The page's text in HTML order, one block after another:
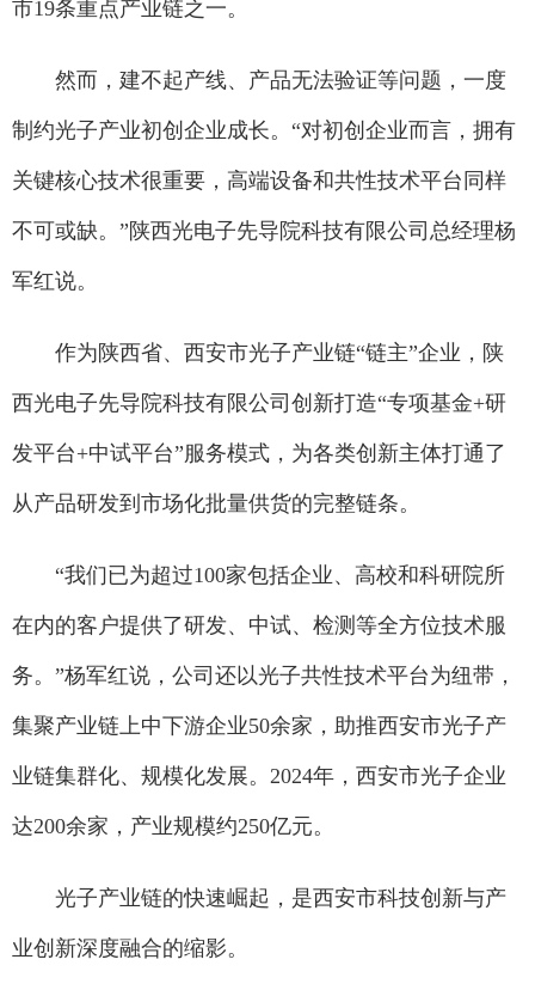
市19条重点产业链之一。
然而，建不起产线、产品无法验证等问题，一度
制约光子产业初创企业成长。“对初创企业而言，拥有
关键核心技术很重要，高端设备和共性技术平台同样
不可或缺。”陕西光电子先导院科技有限公司总经理杨
军红说。
作为陕西省、西安市光子产业链“链主”企业，陕
西光电子先导院科技有限公司创新打造“专项基金+研
发平台+中试平台”服务模式，为各类创新主体打通了
从产品研发到市场化批量供货的完整链条。
“我们已为超过100家包括企业、高校和科研院所
在内的客户提供了研发、中试、检测等全方位技术服
务。”杨军红说，公司还以光子共性技术平台为纽带，
集聚产业链上中下游企业50余家，助推西安市光子产
业链集群化、规模化发展。2024年，西安市光子企业
达200余家，产业规模约250亿元。
光子产业链的快速崛起，是西安市科技创新与产
业创新深度融合的缩影。